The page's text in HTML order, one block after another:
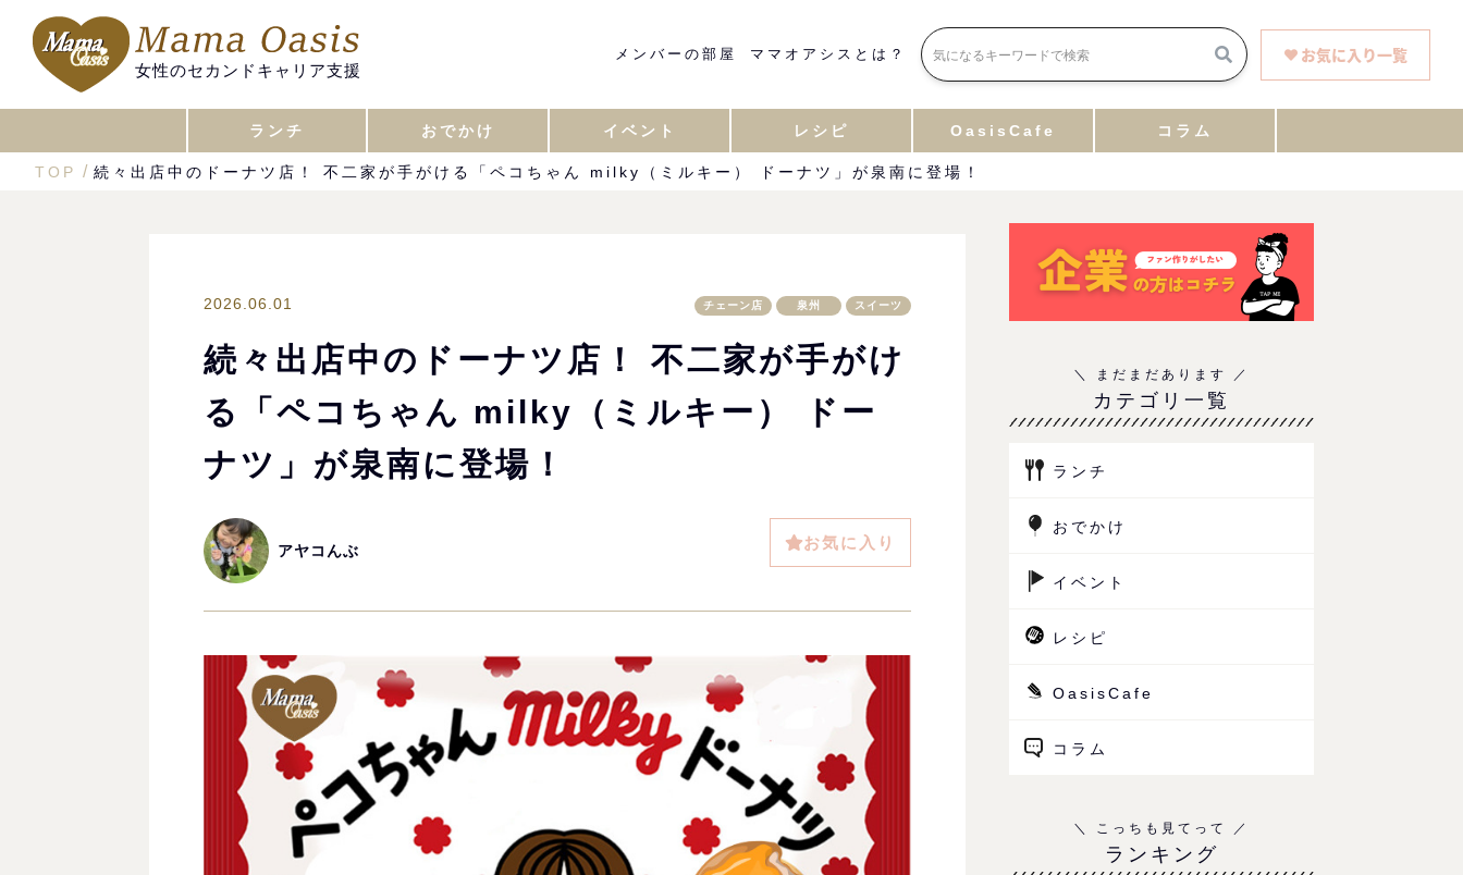
女性のセカンドキャリア支援
メンバーの部屋 ママオアシスとは？ お気に入り一覧
ランチ おでかけ イベント レシピ OasisCafe コラム
TOP 続々出店中のドーナツ店！ 不二家が手がける「ペコちゃん milky（ミルキー） ドーナツ」が泉南に登場！
2026.06.01 チェーン店 泉州 スイーツ
続々出店中のドーナツ店！ 不二家が手がけ
る「ペコちゃん milky（ミルキー） ドー
ナツ」が泉南に登場！
アヤコんぶ お気に入り
カテゴリ一覧
ランチ
おでかけ
イベント
レシピ
OasisCafe
コラム
ランキング